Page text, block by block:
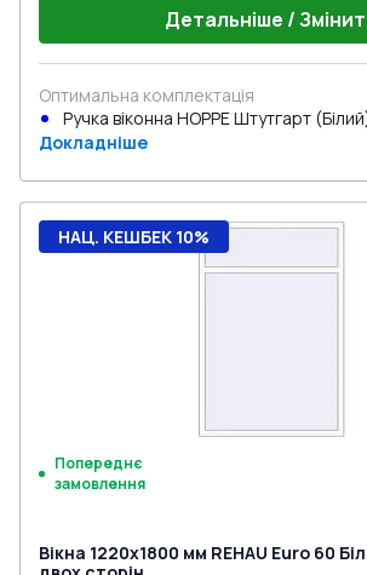
Детальніше /
Оптимальна комплектація
Ручка віконна HOPPE Штутгарт
Докладніше
НАЦ. КЕШБЕК 10%
Попереднє
замовлення
Вікна 1220x1800 мм REHAU Euro 60